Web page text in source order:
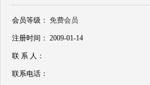
会员等级：免费会员
注册时间： 2009-01-14
联 系 人：
联系电话：